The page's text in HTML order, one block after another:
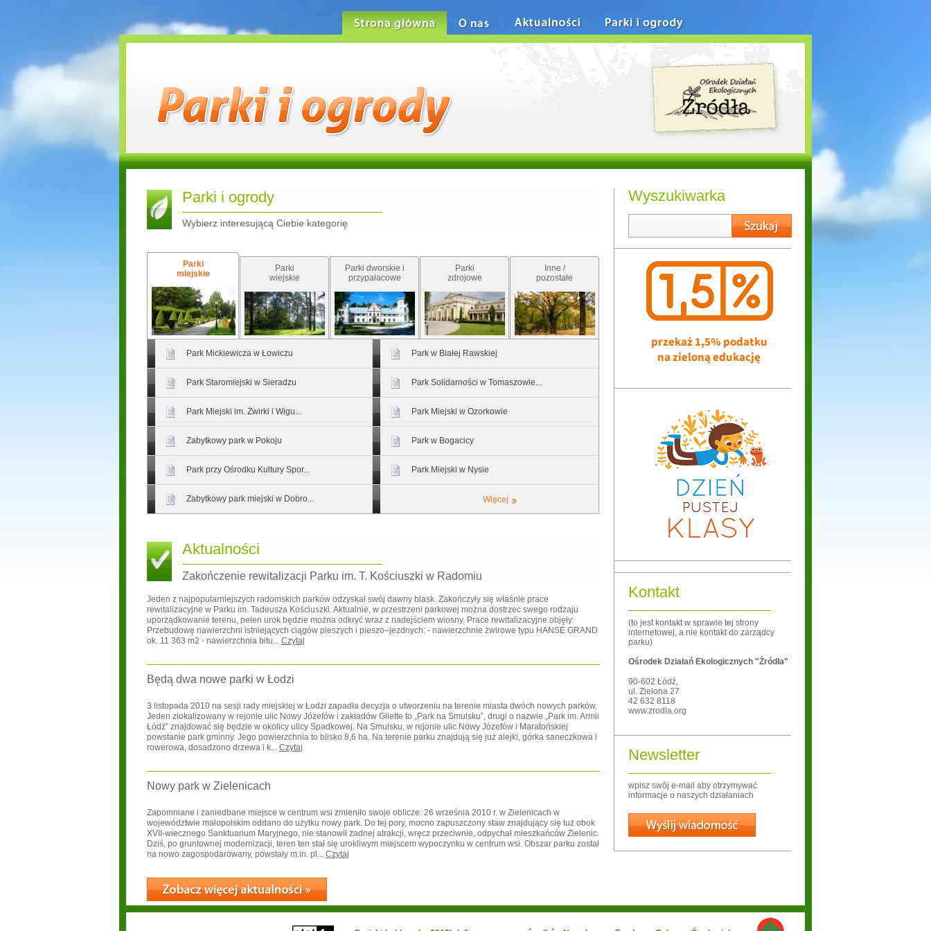
Parki i ogrody
Wybierz interesującą Ciebie kategorię
Parki
miejskie
Parki
wiejskie
Parki dworskie i
przypałacowe
Parki
zdrojowe
Inne /
pozostałe
Park Mickiewicza w Łowiczu Park w Białej Rawskiej
Park Staromiejski w Sieradzu Park Solidarności w Tomaszowie...
Park Miejski im. Żwirki i Wigu... Park Miejski w Ozorkowie
Zabytkowy park w Pokoju Park w Bogacicy
Park przy Ośrodku Kultury Spor... Park Miejski w Nysie
Zabytkowy park miejski w Dobro... Więcej
Aktualności
Zakończenie rewitalizacji Parku im. T. Kościuszki w Radomiu
Jeden z najpopularniejszych radomskich parków odzyskał swój dawny blask. Zakończyły się właśnie prace
rewitalizacyjne w Parku im. Tadeusza Kościuszki. Aktualnie, w przestrzeni parkowej można dostrzec swego rodzaju
uporządkowanie terenu, pełen urok będzie można odkryć wraz z nadejściem wiosny. Prace rewitalizacyjne objęły:
Przebudowę nawierzchni istniejących ciągów pieszych i pieszo–jezdnych: - nawierzchnie żwirowe typu HANSE GRAND
ok. 11 363 m2 - nawierzchnia bitu... Czytaj
Będą dwa nowe parki w Łodzi
3 listopada 2010 na sesji rady miejskiej w Łodzi zapadła decyzja o utworzeniu na terenie miasta dwóch nowych parków.
Jeden zlokalizowany w rejonie ulic Nowy Józefów i zakładów Gilette to „Park na Smulsku”, drugi o nazwie „Park im. Armii
Łódź” znajdować się będzie w okolicy ulicy Spadkowej. Na Smulsku, w rejonie ulic Nowy Józefów i Maratońskiej
powstanie park gminny. Jego powierzchnia to blisko 8,6 ha. Na terenie parku znajdują się już alejki, górka saneczkowa i
rowerowa, dosadzono drzewa i k... Czytaj
Nowy park w Zielenicach
Zapomniane i zaniedbane miejsce w centrum wsi zmieniło swoje oblicze. 26 września 2010 r. w Zielenicach w
województwie małopolskim oddano do użytku nowy park. Do tej pory, mocno zapuszczony staw znajdujący się tuż obok
XVII-wiecznego Sanktuarium Maryjnego, nie stanowił żadnej atrakcji, wręcz przeciwnie, odpychał mieszkańców Zielenic.
Dziś, po gruntownej modernizacji, teren ten stał się urokliwym miejscem wypoczynku w centrum wsi. Obszar parku został
na nowo zagospodarowany, powstały m.in. pl... Czytaj
Wyszukiwarka
Kontakt
(to jest kontakt w sprawie tej strony
internetowej, a nie kontakt do zarządcy
parku)
Ośrodek Działań Ekologicznych "Źródła"
90-602 Łódź,
ul. Zielona 27
42 632 8118
www.zrodla.org
Newsletter
wpisz swój e-mail aby otrzymywać
informacje o naszych działaniach
Wyślij
Strona główna O nas Aktualności Parki i ogrody